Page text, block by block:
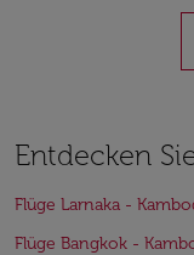
Entdecken
Flüge Larnaka -
Flüge Bangkok -